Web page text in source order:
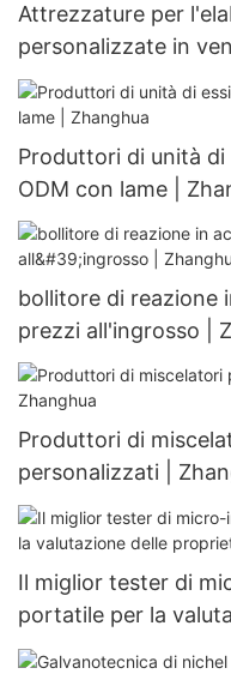
Attrezzature per
personalizzate in
Produttori di unità
ODM con lame |
bollitore di reazione
prezzi all'ingrosso |
Produttori di
personalizzati |
Il miglior tester di
portatile per la
meccaniche -